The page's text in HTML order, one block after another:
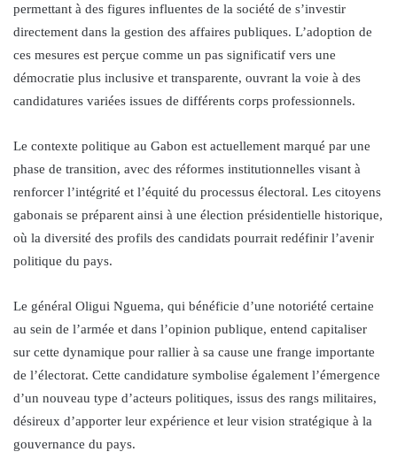
permettant à des figures influentes de la société de s’investir
directement dans la gestion des affaires publiques. L’adoption de
ces mesures est perçue comme un pas significatif vers une
démocratie plus inclusive et transparente, ouvrant la voie à des
candidatures variées issues de différents corps professionnels.
Le contexte politique au Gabon est actuellement marqué par une
phase de transition, avec des réformes institutionnelles visant à
renforcer l’intégrité et l’équité du processus électoral. Les citoyens
gabonais se préparent ainsi à une élection présidentielle historique,
où la diversité des profils des candidats pourrait redéfinir l’avenir
politique du pays.
Le général Oligui Nguema, qui bénéficie d’une notoriété certaine
au sein de l’armée et dans l’opinion publique, entend capitaliser
sur cette dynamique pour rallier à sa cause une frange importante
de l’électorat. Cette candidature symbolise également l’émergence
d’un nouveau type d’acteurs politiques, issus des rangs militaires,
désireux d’apporter leur expérience et leur vision stratégique à la
gouvernance du pays.